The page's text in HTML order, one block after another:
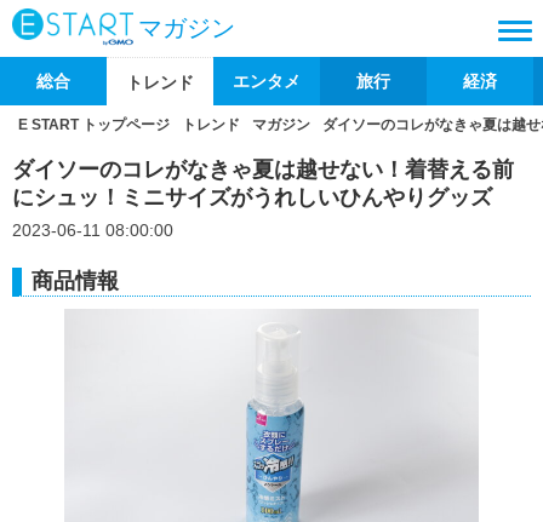
マガジン
総合 トレンド エンタメ 旅行 経済
E START トップページ トレンド マガジン ダイソーのコレがなきゃ夏は越
ダイソーのコレがなきゃ夏は越せない！着替える前
にシュッ！ミニサイズがうれしいひんやりグッズ
2023-06-11 08:00:00
商品情報